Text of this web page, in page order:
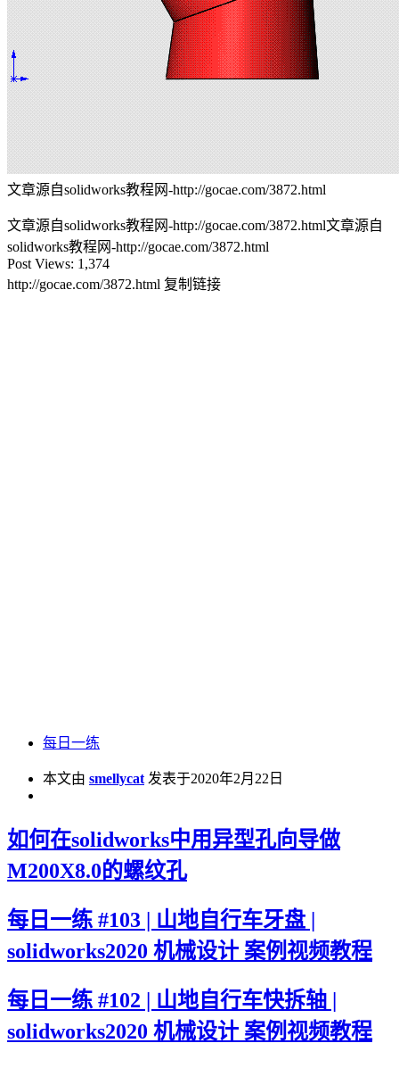
文章源自solidworks教程网-http://gocae.com/3872.html
文章源自solidworks教程网-http://gocae.com/3872.html文章源自
solidworks教程网-http://gocae.com/3872.html
Post Views: 1,374
http://gocae.com/3872.html 复制链接
每日一练
本文由 smellycat 发表于2020年2月22日
如何在solidworks中用异型孔向导做
M200X8.0的螺纹孔
每日一练 #103 | 山地自行车牙盘 |
solidworks2020 机械设计 案例视频教程
每日一练 #102 | 山地自行车快拆轴 |
solidworks2020 机械设计 案例视频教程